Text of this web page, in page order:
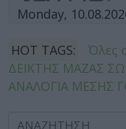
Monday,
HOT TAGS:
Όλες
ΔΕΙΚΤΗΣ ΜΑΖΑΣ
ΑΝΑΛΟΓΙΑ ΜΕΣΗΣ